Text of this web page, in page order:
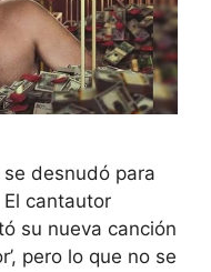
desnudó para
cantautor
su nueva canción
pero lo que no se